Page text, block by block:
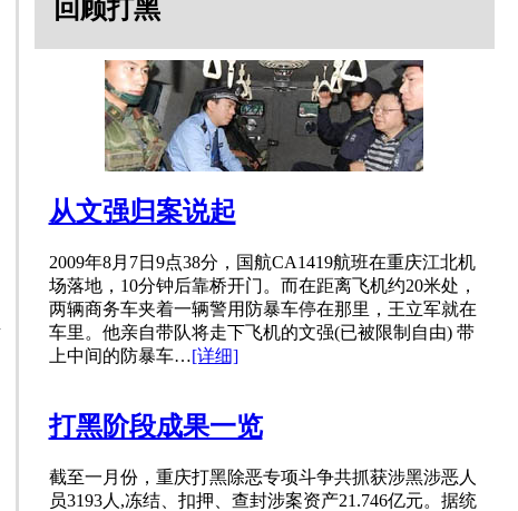
回顾打黑
从文强归案说起
2009年8月7日9点38分，国航CA1419航班在重庆江北机
场落地，10分钟后靠桥开门。而在距离飞机约20米处，
两辆商务车夹着一辆警用防暴车停在那里，王立军就在
车里。他亲自带队将走下飞机的文强(已被限制自由) 带
上中间的防暴车…[详细]
打黑阶段成果一览
截至一月份，重庆打黑除恶专项斗争共抓获涉黑涉恶人
员3193人,冻结、扣押、查封涉案资产21.746亿元。据统